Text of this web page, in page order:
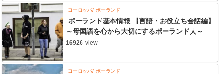
ヨーロッパ ポーランド
ポーランド基本情報 【言語・お役立ち会話編】
～母国語を心から大切にするポーランド人～
16926 view
ヨーロッパ ポーランド